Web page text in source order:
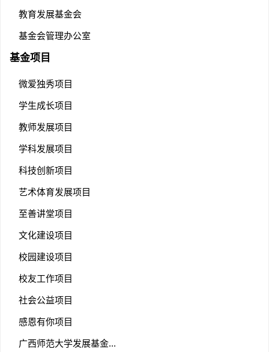
教育发展基金会
基金会管理办公室
基金项目
微爱独秀项目
学生成长项目
教师发展项目
学科发展项目
科技创新项目
艺术体育发展项目
至善讲堂项目
文化建设项目
校园建设项目
校友工作项目
社会公益项目
感恩有你项目
广西师范大学发展基金...